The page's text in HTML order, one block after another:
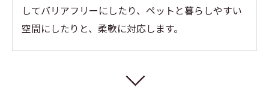
してバリアフリーにしたり、ペットと暮らしやすい
空間にしたりと、柔軟に対応します。